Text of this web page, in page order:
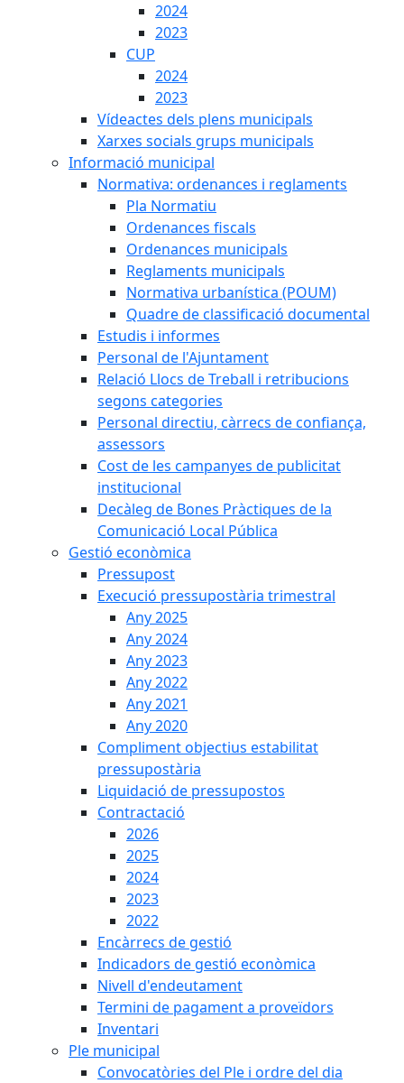
2024
2023
CUP
2024
2023
Vídeactes dels plens municipals
Xarxes socials grups municipals
Informació municipal
Normativa: ordenances i reglaments
Pla Normatiu
Ordenances fiscals
Ordenances municipals
Reglaments municipals
Normativa urbanística (POUM)
Quadre de classificació documental
Estudis i informes
Personal de l'Ajuntament
Relació Llocs de Treball i retribucions
segons categories
Personal directiu, càrrecs de confiança,
assessors
Cost de les campanyes de publicitat
institucional
Decàleg de Bones Pràctiques de la
Comunicació Local Pública
Gestió econòmica
Pressupost
Execució pressupostària trimestral
Any 2025
Any 2024
Any 2023
Any 2022
Any 2021
Any 2020
Compliment objectius estabilitat
pressupostària
Liquidació de pressupostos
Contractació
2026
2025
2024
2023
2022
Encàrrecs de gestió
Indicadors de gestió econòmica
Nivell d'endeutament
Termini de pagament a proveïdors
Inventari
Ple municipal
Convocatòries del Ple i ordre del dia